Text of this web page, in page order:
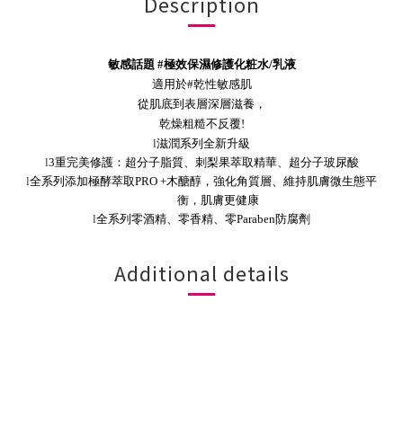
敏感話題 #極效保濕修護化粧水/乳液
適用於#乾性敏感肌
從肌底到表層深層滋養，
乾燥粗糙不反覆!
l滋潤系列全新升級
l3重完美修護：超分子脂質、刺梨果萃取精華、超分子玻尿酸
l全系列添加極酵萃取PRO +木醣醇，強化角質層、維持肌膚微生態平
衡，肌膚更健康
l全系列零酒精、零香精、零Paraben防腐劑
Additional details